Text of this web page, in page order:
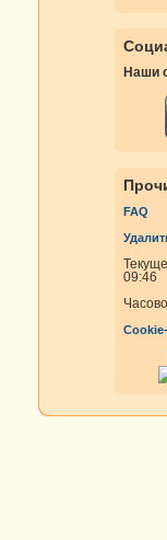
Наши
FAQ
09:46